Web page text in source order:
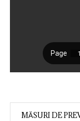
MĂSURI DE